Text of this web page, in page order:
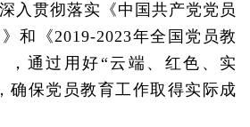
入贯彻落实《中国共产党党员
和《2019-2023年全国党员教
，通过用好“云端、红色、实
确保党员教育工作取得实际成